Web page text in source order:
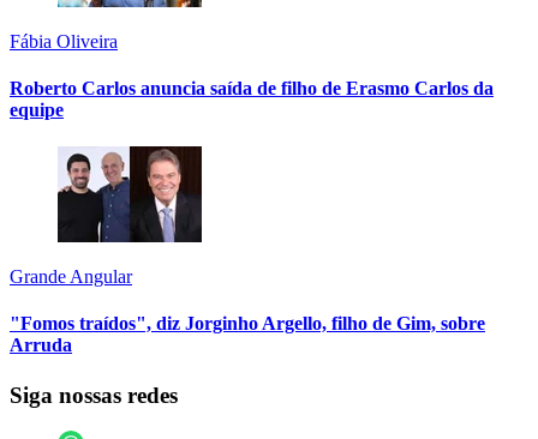
Fábia Oliveira
Roberto Carlos anuncia saída de filho de Erasmo Carlos da
equipe
Grande Angular
"Fomos traídos", diz Jorginho Argello, filho de Gim, sobre
Arruda
Siga nossas redes